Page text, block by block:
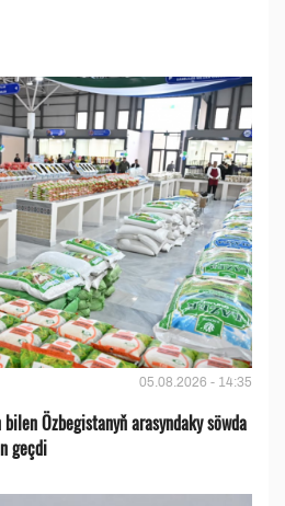
05.08.2026 - 14:35
Özbegistanyň arasyndaky söwda
geçdi